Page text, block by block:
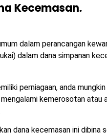
Kecemasan.
dalam perancangan
dalam dana simpanan
perniagaan, anda
kemerosotan atau
dana kecemasan ini dibina